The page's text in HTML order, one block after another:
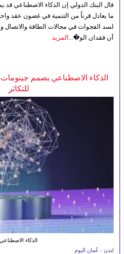
قال البنك الدولي إن الذكاء الاصطناعي قد
ما يعادل قرناً من التنمية في غضون عقد
لسد الفجوات في مجالات الطاقة والاتصال
أن فقدان الو�... المزيد
الذكاء الاصطناعي يصمم
للتكاثر
الذكاء الاصطناعي
لندن - عُمان اليوم